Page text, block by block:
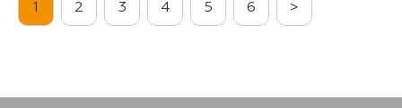
17 августа 403
1 2 3 4 5 6 >